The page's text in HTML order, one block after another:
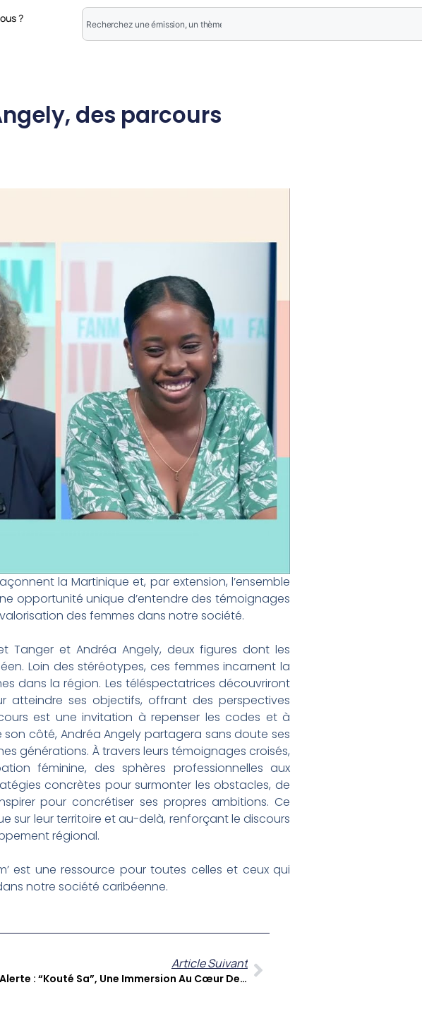
?
des parcours
la Martinique et, par extension, l’ensemble
opportunité unique d’entendre des témoignages
des femmes dans notre société.
Tanger et Andréa Angely, deux figures dont les
Loin des stéréotypes, ces femmes incarnent la
dans la région. Les téléspectatrices découvriront
atteindre ses objectifs, offrant des perspectives
est une invitation à repenser les codes et à
côté, Andréa Angely partagera sans doute ses
générations. À travers leurs témoignages croisés,
féminine, des sphères professionnelles aux
concrètes pour surmonter les obstacles, de
pour concrétiser ses propres ambitions. Ce
sur leur territoire et au-delà, renforçant le discours
régional.
est une ressource pour toutes celles et ceux qui
notre société caribéenne.
Article Suivant
Raymond Alerte : “Kouté Sa”, Une Immersion Au Cœur De L’identité Musicale Antillaise